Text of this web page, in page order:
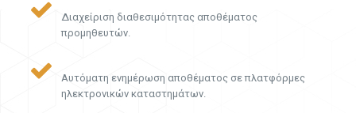
Διαχείριση διαθεσιμότητας αποθέματος
προμηθευτών.
Αυτόματη ενημέρωση αποθέματος σε πλατφόρμες
ηλεκτρονικών καταστημάτων.